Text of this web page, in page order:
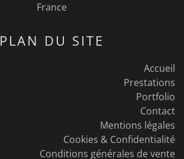
France
PLAN DU SITE
Accueil
Prestations
Portfolio
Contact
Mentions légales
Cookies & Confidentialité
Conditions générales de vente